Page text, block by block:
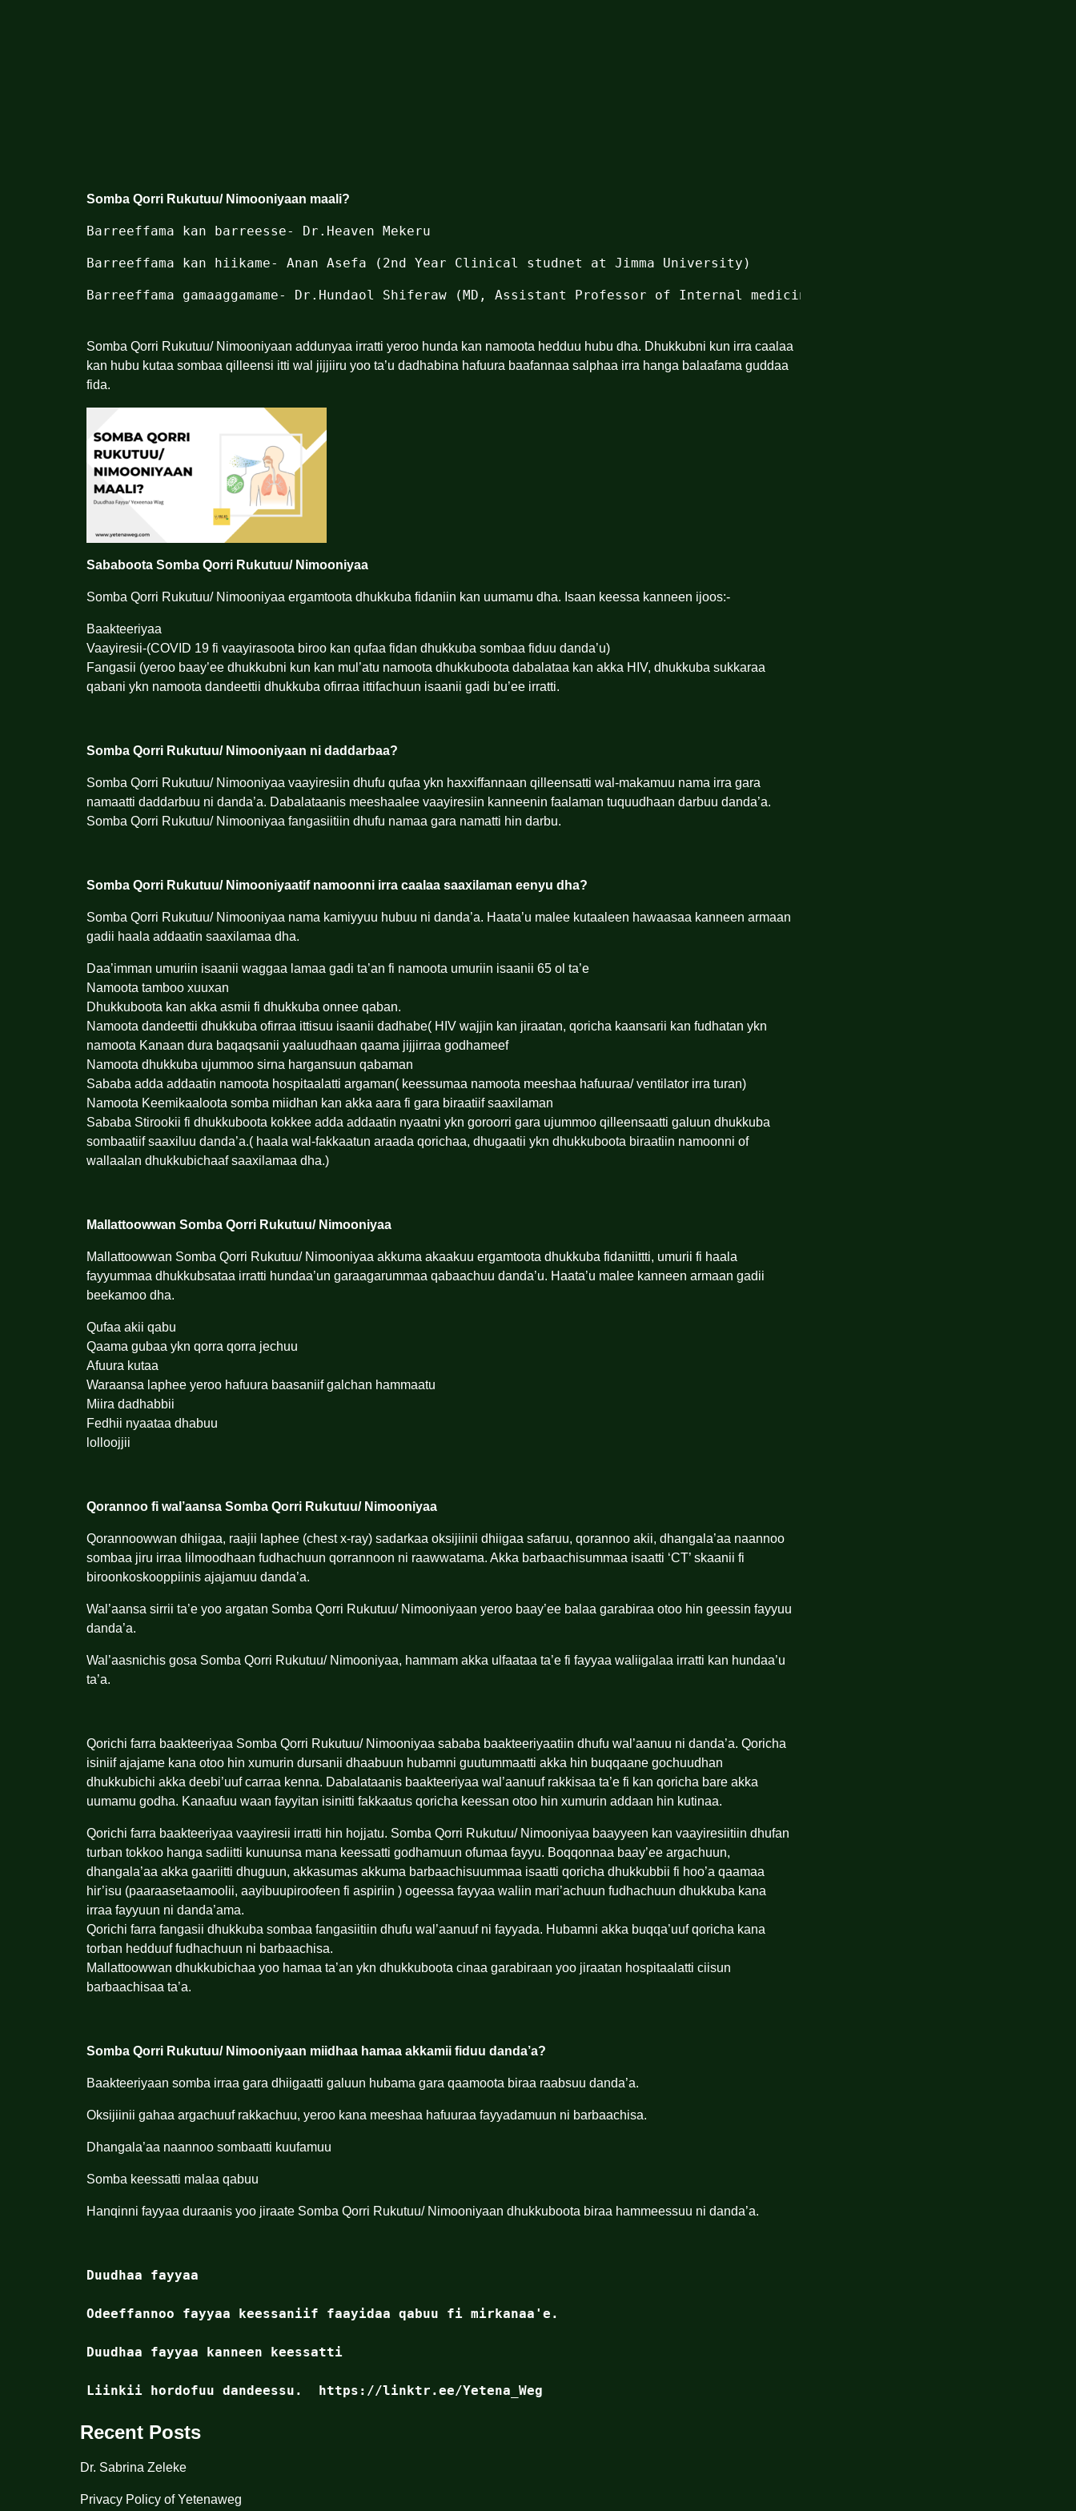
Somba Qorri Rukutuu/ Nimooniyaan maali?
Barreeffama gamaaggamame- Dr.Hundaol Shiferaw (MD, Assistant Professor of Internal medicine at Madda Walabu University,
Somba Qorri Rukutuu/ Nimooniyaan addunyaa irratti yeroo hunda kan namoota hedduu hubu dha. Dhukkubni kun irra caalaa
kan hubu kutaa sombaa qilleensi itti wal jijjiiru yoo ta’u dadhabina hafuura baafannaa salphaa irra hanga balaafama guddaa
fida.
Sababoota Somba Qorri Rukutuu/ Nimooniyaa
Somba Qorri Rukutuu/ Nimooniyaa ergamtoota dhukkuba fidaniin kan uumamu dha. Isaan keessa kanneen ijoos:-
Baakteeriyaa
Vaayiresii-(COVID 19 fi vaayirasoota biroo kan qufaa fidan dhukkuba sombaa fiduu danda’u)
Fangasii (yeroo baay’ee dhukkubni kun kan mul’atu namoota dhukkuboota dabalataa kan akka HIV, dhukkuba sukkaraa
qabani ykn namoota dandeettii dhukkuba ofirraa ittifachuun isaanii gadi bu’ee irratti.
Somba Qorri Rukutuu/ Nimooniyaan ni daddarbaa?
Somba Qorri Rukutuu/ Nimooniyaa vaayiresiin dhufu qufaa ykn haxxiffannaan qilleensatti wal-makamuu nama irra gara
namaatti daddarbuu ni danda’a. Dabalataanis meeshaalee vaayiresiin kanneenin faalaman tuquudhaan darbuu danda’a.
Somba Qorri Rukutuu/ Nimooniyaa fangasiitiin dhufu namaa gara namatti hin darbu.
Somba Qorri Rukutuu/ Nimooniyaatif namoonni irra caalaa saaxilaman eenyu dha?
Somba Qorri Rukutuu/ Nimooniyaa nama kamiyyuu hubuu ni danda’a. Haata’u malee kutaaleen hawaasaa kanneen armaan
gadii haala addaatin saaxilamaa dha.
Daa’imman umuriin isaanii waggaa lamaa gadi ta’an fi namoota umuriin isaanii 65 ol ta’e
Namoota tamboo xuuxan
Dhukkuboota kan akka asmii fi dhukkuba onnee qaban.
Namoota dandeettii dhukkuba ofirraa ittisuu isaanii dadhabe( HIV wajjin kan jiraatan, qoricha kaansarii kan fudhatan ykn
namoota Kanaan dura baqaqsanii yaaluudhaan qaama jijjirraa godhameef
Namoota dhukkuba ujummoo sirna hargansuun qabaman
Sababa adda addaatin namoota hospitaalatti argaman( keessumaa namoota meeshaa hafuuraa/ ventilator irra turan)
Namoota Keemikaaloota somba miidhan kan akka aara fi gara biraatiif saaxilaman
Sababa Stirookii fi dhukkuboota kokkee adda addaatin nyaatni ykn goroorri gara ujummoo qilleensaatti galuun dhukkuba
sombaatiif saaxiluu danda’a.( haala wal-fakkaatun araada qorichaa, dhugaatii ykn dhukkuboota biraatiin namoonni of
wallaalan dhukkubichaaf saaxilamaa dha.)
Mallattoowwan Somba Qorri Rukutuu/ Nimooniyaa
Mallattoowwan Somba Qorri Rukutuu/ Nimooniyaa akkuma akaakuu ergamtoota dhukkuba fidaniittti, umurii fi haala
fayyummaa dhukkubsataa irratti hundaa’un garaagarummaa qabaachuu danda’u. Haata’u malee kanneen armaan gadii
beekamoo dha.
Qufaa akii qabu
Qaama gubaa ykn qorra qorra jechuu
Afuura kutaa
Waraansa laphee yeroo hafuura baasaniif galchan hammaatu
Miira dadhabbii
Fedhii nyaataa dhabuu
lolloojjii
Qorannoo fi wal’aansa Somba Qorri Rukutuu/ Nimooniyaa
Qorannoowwan dhiigaa, raajii laphee (chest x-ray) sadarkaa oksijiinii dhiigaa safaruu, qorannoo akii, dhangala’aa naannoo
sombaa jiru irraa lilmoodhaan fudhachuun qorrannoon ni raawwatama. Akka barbaachisummaa isaatti ‘CT’ skaanii fi
biroonkoskooppiinis ajajamuu danda’a.
Wal’aansa sirrii ta’e yoo argatan Somba Qorri Rukutuu/ Nimooniyaan yeroo baay’ee balaa garabiraa otoo hin geessin fayyuu
danda’a.
Wal’aasnichis gosa Somba Qorri Rukutuu/ Nimooniyaa, hammam akka ulfaataa ta’e fi fayyaa waliigalaa irratti kan hundaa’u
ta’a.
Qorichi farra baakteeriyaa Somba Qorri Rukutuu/ Nimooniyaa sababa baakteeriyaatiin dhufu wal’aanuu ni danda’a. Qoricha
isiniif ajajame kana otoo hin xumurin dursanii dhaabuun hubamni guutummaatti akka hin buqqaane gochuudhan
dhukkubichi akka deebi’uuf carraa kenna. Dabalataanis baakteeriyaa wal’aanuuf rakkisaa ta’e fi kan qoricha bare akka
uumamu godha. Kanaafuu waan fayyitan isinitti fakkaatus qoricha keessan otoo hin xumurin addaan hin kutinaa.
Qorichi farra baakteeriyaa vaayiresii irratti hin hojjatu. Somba Qorri Rukutuu/ Nimooniyaa baayyeen kan vaayiresiitiin dhufan
turban tokkoo hanga sadiitti kunuunsa mana keessatti godhamuun ofumaa fayyu. Boqqonnaa baay’ee argachuun,
dhangala’aa akka gaariitti dhuguun, akkasumas akkuma barbaachisuummaa isaatti qoricha dhukkubbii fi hoo’a qaamaa
hir’isu (paaraasetaamoolii, aayibuupiroofeen fi aspiriin ) ogeessa fayyaa waliin mari’achuun fudhachuun dhukkuba kana
irraa fayyuun ni danda’ama.
Qorichi farra fangasii dhukkuba sombaa fangasiitiin dhufu wal’aanuuf ni fayyada. Hubamni akka buqqa’uuf qoricha kana
torban hedduuf fudhachuun ni barbaachisa.
Mallattoowwan dhukkubichaa yoo hamaa ta’an ykn dhukkuboota cinaa garabiraan yoo jiraatan hospitaalatti ciisun
barbaachisaa ta’a.
Somba Qorri Rukutuu/ Nimooniyaan miidhaa hamaa akkamii fiduu danda’a?
Baakteeriyaan somba irraa gara dhiigaatti galuun hubama gara qaamoota biraa raabsuu danda’a.
Oksijiinii gahaa argachuuf rakkachuu, yeroo kana meeshaa hafuuraa fayyadamuun ni barbaachisa.
Dhangala’aa naannoo sombaatti kuufamuu
Somba keessatti malaa qabuu
Hanqinni fayyaa duraanis yoo jiraate Somba Qorri Rukutuu/ Nimooniyaan dhukkuboota biraa hammeessuu ni danda’a.
Duudhaa fayyaa
Odeeffannoo fayyaa keessaniif faayidaa qabuu fi mirkanaa'e.
Duudhaa fayyaa kanneen keessatti
Recent Posts
Dr. Sabrina Zeleke
Privacy Policy of Yetenaweg